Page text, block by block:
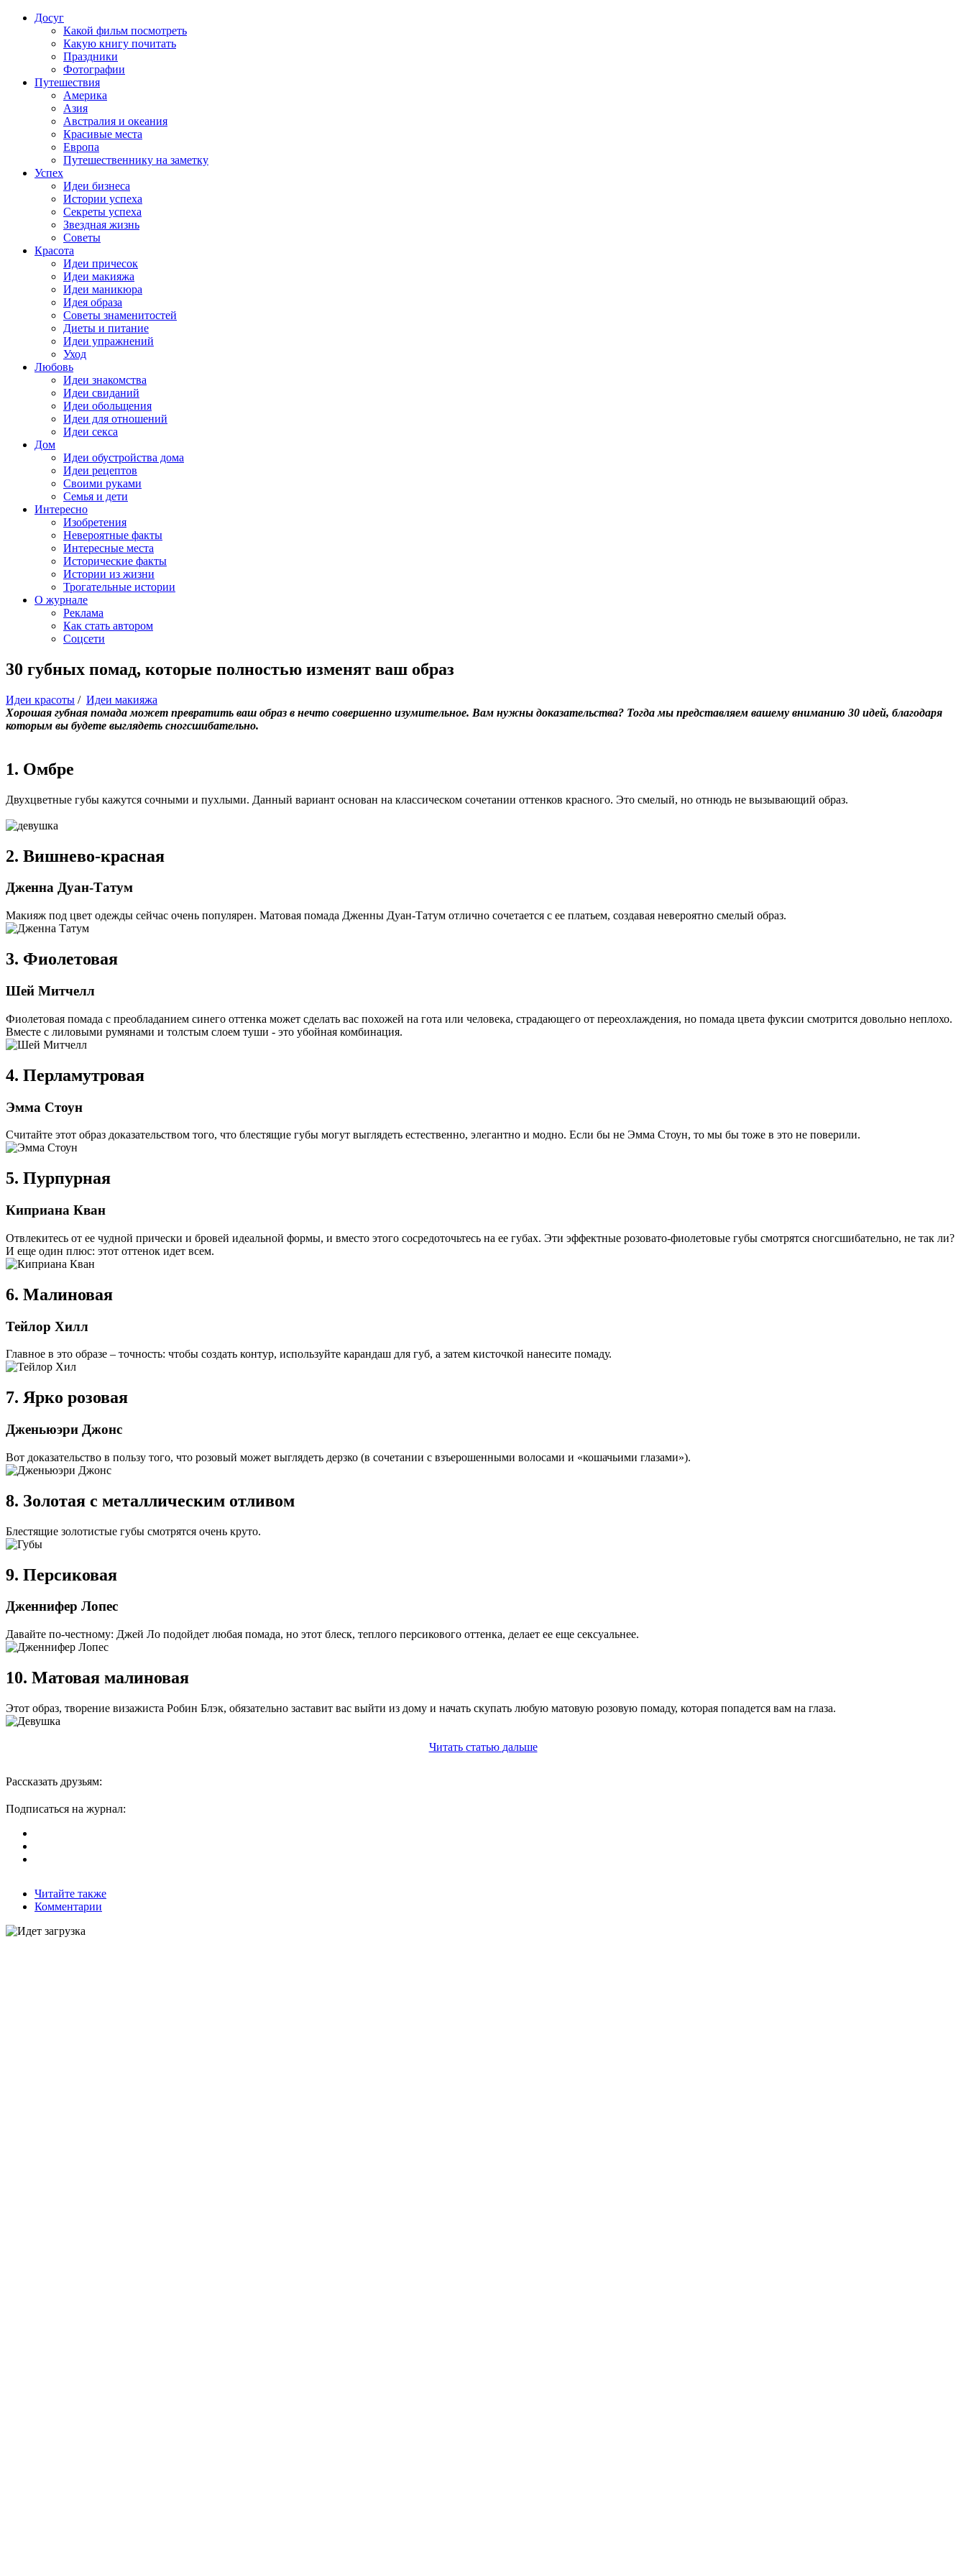
Досуг
Какой фильм посмотреть
Какую книгу почитать
Праздники
Фотографии
Путешествия
Америка
Азия
Австралия и океания
Красивые места
Европа
Путешественнику на заметку
Успех
Идеи бизнеса
Истории успеха
Секреты успеха
Звездная жизнь
Советы
Красота
Идеи причесок
Идеи макияжа
Идеи маникюра
Идея образа
Советы знаменитостей
Диеты и питание
Идеи упражнений
Уход
Любовь
Идеи знакомства
Идеи свиданий
Идеи обольщения
Идеи для отношений
Идеи секса
Дом
Идеи обустройства дома
Идеи рецептов
Своими руками
Семья и дети
Интересно
Изобретения
Невероятные факты
Интересные места
Исторические факты
Истории из жизни
Трогательные истории
О журнале
Реклама
Как стать автором
Соцсети
30 губных помад, которые полностью изменят ваш образ
Идеи красоты / Идеи макияжа
Хорошая губная помада может превратить ваш образ в нечто совершенно изумительное. Вам нужны доказательства? Тогда мы представляем вашему вниманию 30 идей, благодаря
которым вы будете выглядеть сногсшибательно.
1. Омбре
Двухцветные губы кажутся сочными и пухлыми. Данный вариант основан на классическом сочетании оттенков красного. Это смелый, но отнюдь не вызывающий образ.
2. Вишнево-красная
Дженна Дуан-Татум
Макияж под цвет одежды сейчас очень популярен. Матовая помада Дженны Дуан-Татум отлично сочетается с ее платьем, создавая невероятно смелый образ.
3. Фиолетовая
Шей Митчелл
Фиолетовая помада с преобладанием синего оттенка может сделать вас похожей на гота или человека, страдающего от переохлаждения, но помада цвета фуксии смотрится довольно неплохо.
Вместе с лиловыми румянами и толстым слоем туши - это убойная комбинация.
4. Перламутровая
Эмма Стоун
Считайте этот образ доказательством того, что блестящие губы могут выглядеть естественно, элегантно и модно. Если бы не Эмма Стоун, то мы бы тоже в это не поверили.
5. Пурпурная
Киприана Кван
Отвлекитесь от ее чудной прически и бровей идеальной формы, и вместо этого сосредоточьтесь на ее губах. Эти эффектные розовато-фиолетовые губы смотрятся сногсшибательно, не так ли?
И еще один плюс: этот оттенок идет всем.
6. Малиновая
Тейлор Хилл
Главное в это образе – точность: чтобы создать контур, используйте карандаш для губ, а затем кисточкой нанесите помаду.
7. Ярко розовая
Дженьюэри Джонс
Вот доказательство в пользу того, что розовый может выглядеть дерзко (в сочетании с взъерошенными волосами и «кошачьими глазами»).
8. Золотая с металлическим отливом
Блестящие золотистые губы смотрятся очень круто.
9. Персиковая
Дженнифер Лопес
Давайте по-честному: Джей Ло подойдет любая помада, но этот блеск, теплого персикового оттенка, делает ее еще сексуальнее.
10. Матовая малиновая
Этот образ, творение визажиста Робин Блэк, обязательно заставит вас выйти из дому и начать скупать любую матовую розовую помаду, которая попадется вам на глаза.
Читать статью дальше
Рассказать друзьям:
Подписаться на журнал:
Читайте также
Комментарии